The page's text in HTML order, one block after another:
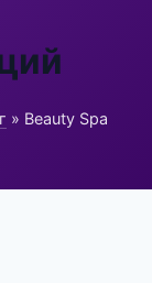
» Beauty Spa